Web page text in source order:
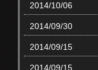
2014/10/06
2014/09/30
2014/09/15
2014/09/15